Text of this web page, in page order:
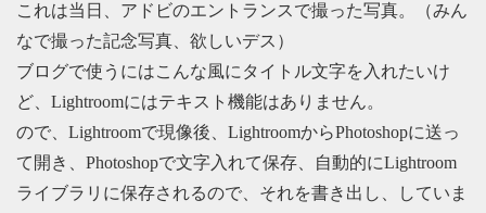
これは当日、アドビのエントランスで撮った写真。（みん
なで撮った記念写真、欲しいデス）
ブログで使うにはこんな風にタイトル文字を入れたいけ
ど、Lightroomにはテキスト機能はありません。
ので、Lightroomで現像後、LightroomからPhotoshopに送っ
て開き、Photoshopで文字入れて保存、自動的にLightroom
ライブラリに保存されるので、それを書き出し、していま